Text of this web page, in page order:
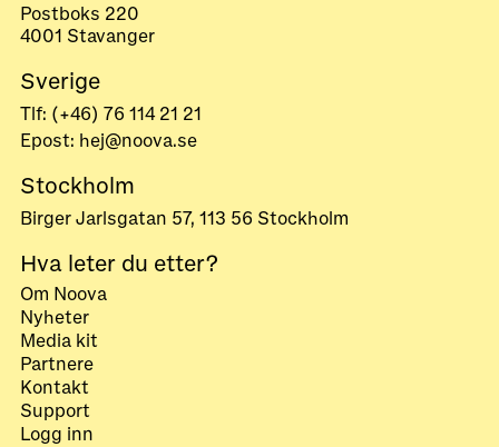
Postboks 220
4001 Stavanger
Sverige
Tlf: (+46) 76 114 21 21
Epost: hej@noova.se
Stockholm
Birger Jarlsgatan 57, 113 56 Stockholm
Hva leter du etter?
Om Noova
Nyheter
Media kit
Partnere
Kontakt
Support
Logg inn